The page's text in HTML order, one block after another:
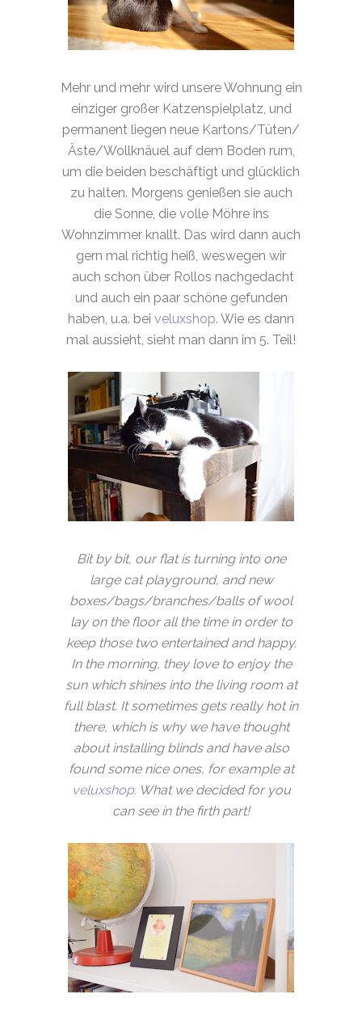
Mehr und mehr wird unsere Wohnung ein
einziger großer Katzenspielplatz, und
permanent liegen neue Kartons/Tüten/
Äste/Wollknäuel auf dem Boden rum,
um die beiden beschäftigt und glücklich
zu halten. Morgens genießen sie auch
die Sonne, die volle Möhre ins
Wohnzimmer knallt. Das wird dann auch
gern mal richtig heiß, weswegen wir
auch schon über Rollos nachgedacht
und auch ein paar schöne gefunden
haben, u.a. bei veluxshop. Wie es dann
mal aussieht, sieht man dann im 5. Teil!
Bit by bit, our flat is turning into one
large cat playground, and new
boxes/bags/branches/balls of wool
lay on the floor all the time in order to
keep those two entertained and happy.
In the morning, they love to enjoy the
sun which shines into the living room at
full blast. It sometimes gets really hot in
there, which is why we have thought
about installing blinds and have also
found some nice ones, for example at
veluxshop. What we decided for you
can see in the firth part!